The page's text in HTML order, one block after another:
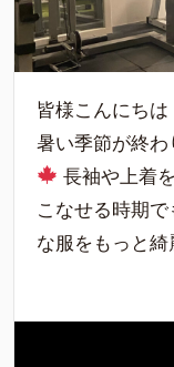
皆様こんにちは
暑い季節が終
長袖や上着
こなせる時期
な服をもっと